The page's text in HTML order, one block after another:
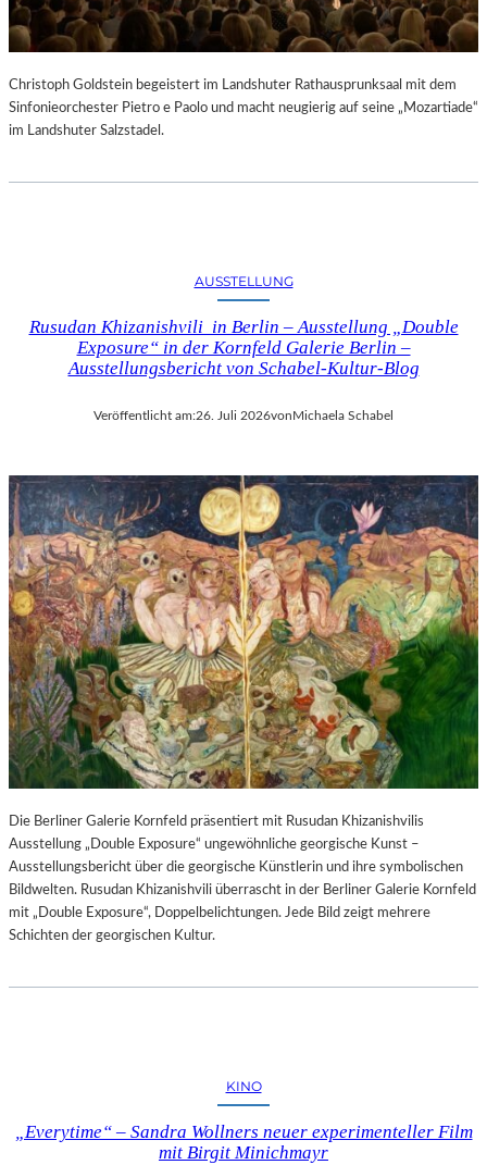
Christoph Goldstein begeistert im Landshuter Rathausprunksaal mit dem
Sinfonieorchester Pietro e Paolo und macht neugierig auf seine „Mozartiade“
im Landshuter Salzstadel.
AUSSTELLUNG
Rusudan Khizanishvili in Berlin – Ausstellung „Double
Exposure“ in der Kornfeld Galerie Berlin –
Ausstellungsbericht von Schabel-Kultur-Blog
Veröffentlicht am:26. Juli 2026von Michaela Schabel
Die Berliner Galerie Kornfeld präsentiert mit Rusudan Khizanishvilis
Ausstellung „Double Exposure“ ungewöhnliche georgische Kunst –
Ausstellungsbericht über die georgische Künstlerin und ihre symbolischen
Bildwelten. Rusudan Khizanishvili überrascht in der Berliner Galerie Kornfeld
mit „Double Exposure“, Doppelbelichtungen. Jede Bild zeigt mehrere
Schichten der georgischen Kultur.
KINO
„Everytime“ – Sandra Wollners neuer experimenteller Film
mit Birgit Minichmayr